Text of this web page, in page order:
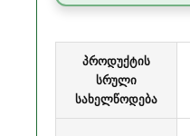
პროდუქტის
სრული
სახელწოდება